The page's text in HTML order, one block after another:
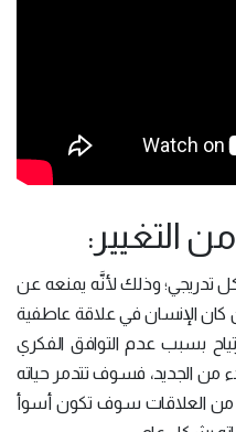
التغيير:
تدريجي؛ وذلك لأنَّه يمنعه عن
كان الإنسان في علاقة عاطفية
بسبب عدم التوافق الفكري
من الجديد، فسوف تتدمر حياته
من العلاقات سوف تكون أسوأ